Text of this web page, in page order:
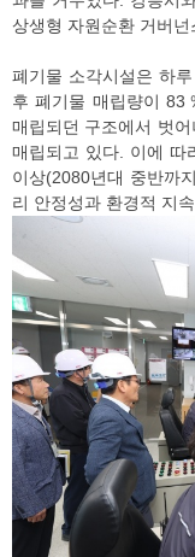
상생형 자원순환 거버
폐기물 소각시설은 하
후 폐기물 매립량이 83
매립되던 구조에서 벗
매립되고 있다. 이에 따
이상(2080년대 중반까
리 안정성과 환경적 지